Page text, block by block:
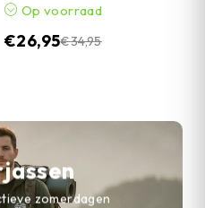
Op voorraad
€34,95
€26,95
zomerdagen